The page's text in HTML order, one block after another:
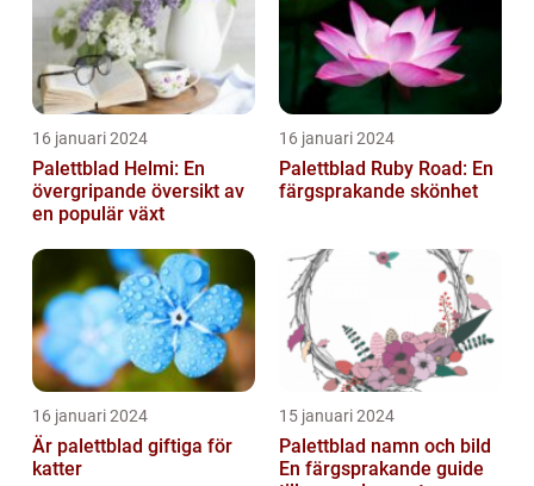
16 januari 2024
Palettblad Helmi: En
övergripande översikt av
en populär växt
16 januari 2024
Palettblad Ruby Road: En
färgsprakande skönhet
16 januari 2024
Är palettblad giftiga för
katter
15 januari 2024
Palettblad namn och bild
En färgsprakande guide